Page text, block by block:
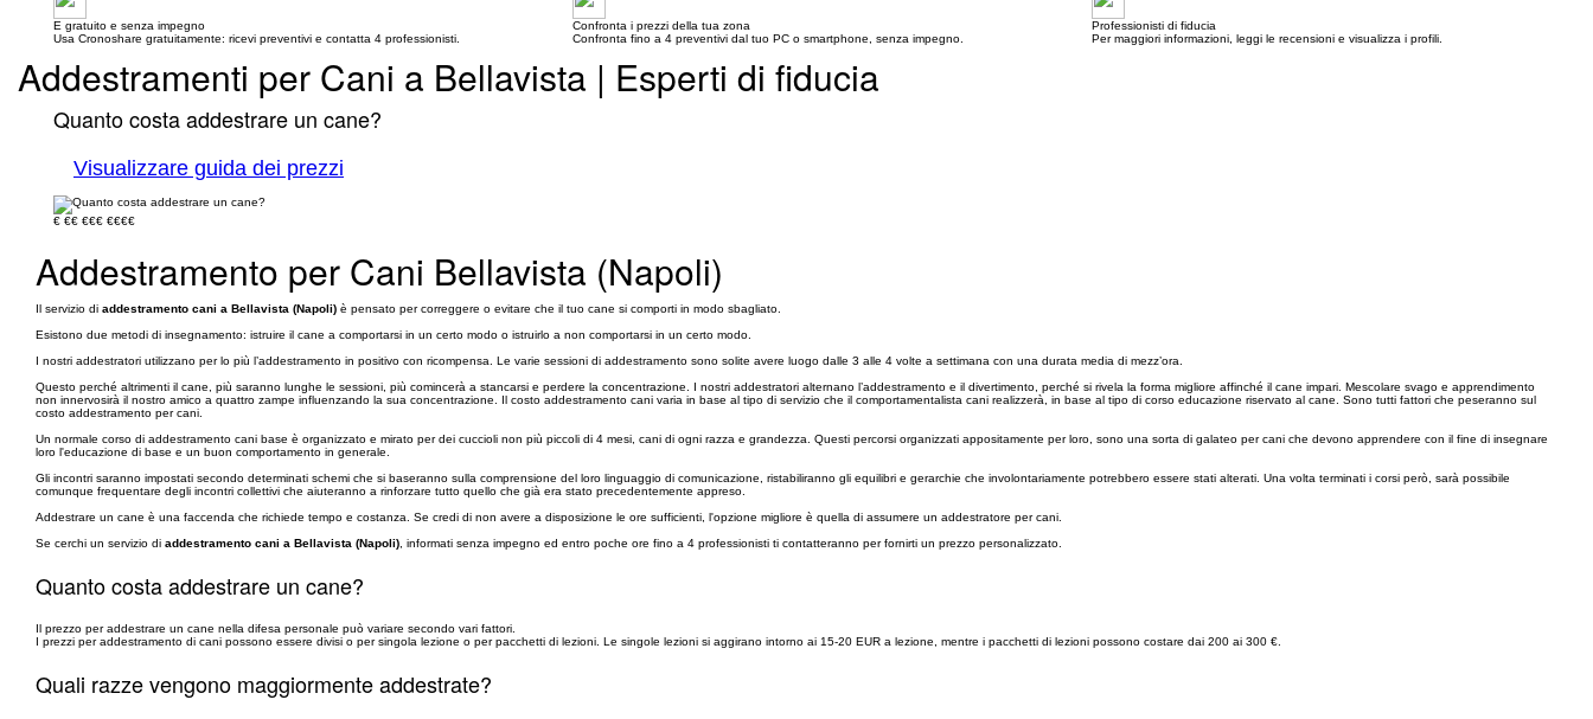
E gratuito e senza impegno
Usa Cronoshare gratuitamente: ricevi preventivi e contatta 4 professionisti.
Confronta i prezzi della tua zona
Confronta fino a 4 preventivi dal tuo PC o smartphone, senza impegno.
Professionisti di fiducia
Per maggiori informazioni, leggi le recensioni e visualizza i profili.
Addestramenti per Cani a Bellavista | Esperti di fiducia
Quanto costa addestrare un cane?
Visualizzare guida dei prezzi
€ €€ €€€ €€€€
Addestramento per Cani Bellavista (Napoli)
Il servizio di addestramento cani a Bellavista (Napoli) è pensato per correggere o evitare che il tuo cane si comporti in modo sbagliato.
Esistono due metodi di insegnamento: istruire il cane a comportarsi in un certo modo o istruirlo a non comportarsi in un certo modo.
I nostri addestratori utilizzano per lo più l’addestramento in positivo con ricompensa. Le varie sessioni di addestramento sono solite avere luogo dalle 3 alle 4 volte a settimana con una durata media di mezz’ora.
Questo perché altrimenti il cane, più saranno lunghe le sessioni, più comincerà a stancarsi e perdere la concentrazione. I nostri addestratori alternano l’addestramento e il divertimento, perché si rivela la forma migliore affinché il cane impari. Mescolare svago e apprendimento
non innervosirà il nostro amico a quattro zampe influenzando la sua concentrazione. Il costo addestramento cani varia in base al tipo di servizio che il comportamentalista cani realizzerà, in base al tipo di corso educazione riservato al cane. Sono tutti fattori che peseranno sul
costo addestramento per cani.
Un normale corso di addestramento cani base è organizzato e mirato per dei cuccioli non più piccoli di 4 mesi, cani di ogni razza e grandezza. Questi percorsi organizzati appositamente per loro, sono una sorta di galateo per cani che devono apprendere con il fine di insegnare
loro l'educazione di base e un buon comportamento in generale.
Gli incontri saranno impostati secondo determinati schemi che si baseranno sulla comprensione del loro linguaggio di comunicazione, ristabiliranno gli equilibri e gerarchie che involontariamente potrebbero essere stati alterati. Una volta terminati i corsi però, sarà possibile
comunque frequentare degli incontri collettivi che aiuteranno a rinforzare tutto quello che già era stato precedentemente appreso.
Addestrare un cane è una faccenda che richiede tempo e costanza. Se credi di non avere a disposizione le ore sufficienti, l'opzione migliore è quella di assumere un addestratore per cani.
Se cerchi un servizio di addestramento cani a Bellavista (Napoli) , informati senza impegno ed entro poche ore fino a 4 professionisti ti contatteranno per fornirti un prezzo personalizzato.
Quanto costa addestrare un cane?
Il prezzo per addestrare un cane nella difesa personale può variare secondo vari fattori.
I prezzi per addestramento di cani possono essere divisi o per singola lezione o per pacchetti di lezioni. Le singole lezioni si aggirano intorno ai 15-20 EUR a lezione, mentre i pacchetti di lezioni possono costare dai 200 ai 300 €.
Quali razze vengono maggiormente addestrate?